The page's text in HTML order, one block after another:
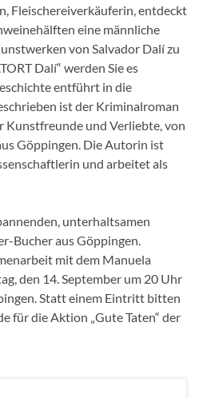
Fleischereiverkäuferin, entdeckt
eine männliche
von Salvador Dalí zu
Dalí“ werden Sie es
entführt in die
ist der Kriminalroman
Kunstfreunde und Verliebte, von
Göppingen. Die Autorin ist
und arbeitet als
unterhaltsamen
Bucher aus Göppingen.
mit dem Manuela
den 14. September um 20 Uhr
Statt einem Eintritt bitten
für die Aktion „Gute Taten“ der